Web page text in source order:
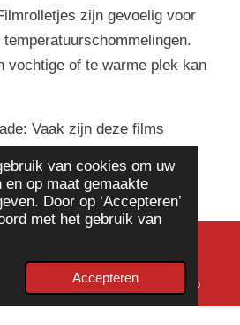
van cookies om uw
op maat gemaakte
Door op ‘Accepteren’
met het gebruik van
Accepteren
zijn gevoelig voor
vochtige of te warme plek kan
: Vaak zijn deze films
kan veroorzaken.
de videocamera:
Telefoonnummer WhatsApp